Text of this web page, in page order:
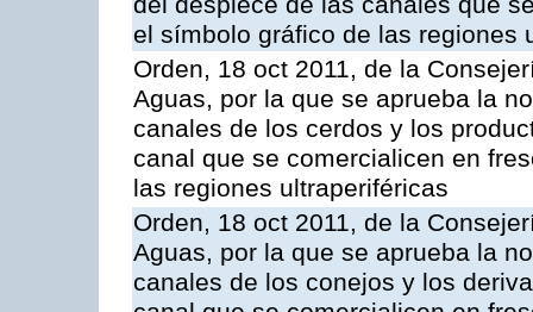
el símbolo gráfico de las regiones
Orden, 18 oct 2011, de la
Aguas, por la que se aprueba la
canales de los cerdos y los
canal que se comercialicen en
las regiones ultraperiféricas
Orden, 18 oct 2011, de la
Aguas, por la que se aprueba la
canales de los conejos y los